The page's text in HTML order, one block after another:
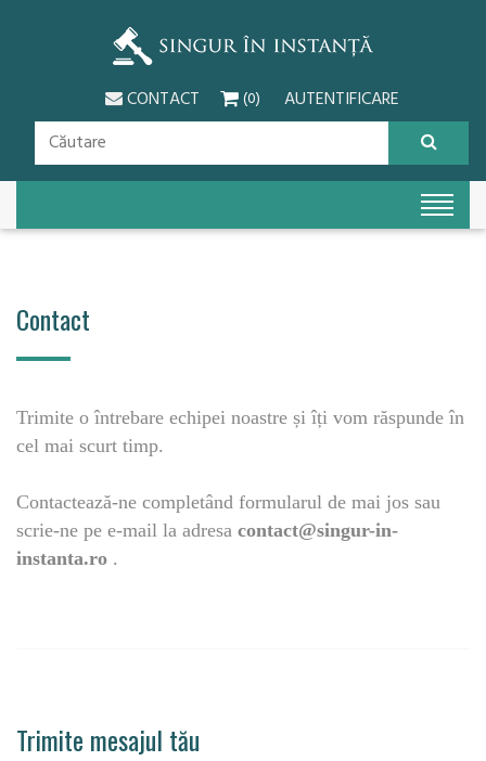
CONTACT (0) AUTENTIFICARE
Contact
Trimite o întrebare echipei noastre și îți vom răspunde în
cel mai scurt timp.
Contactează-ne completând formularul de mai jos sau
scrie-ne pe e-mail la adresa contact@singur-in-
instanta.ro .
Trimite mesajul tău